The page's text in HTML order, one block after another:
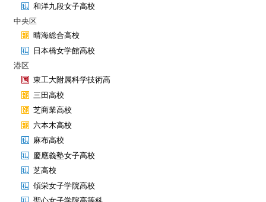
和洋九段女子高校
中央区
晴海総合高校
日本橋女学館高校
港区
東工大附属科学技術高
三田高校
芝商業高校
六本木高校
麻布高校
慶應義塾女子高校
芝高校
頌栄女子学院高校